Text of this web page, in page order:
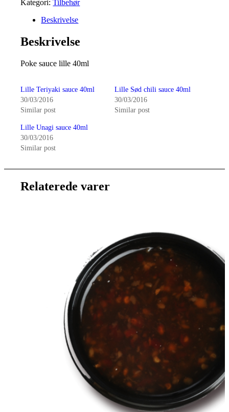
40ml
antal
Kategori:Tilbehør
Beskrivelse
Beskrivelse
Poke sauce lille 40ml
Lille Teriyaki sauce 40ml
30/03/2016
Similar post
Lille Sød chili sauce 40ml
30/03/2016
Similar post
Lille Unagi sauce 40ml
30/03/2016
Similar post
Relaterede varer